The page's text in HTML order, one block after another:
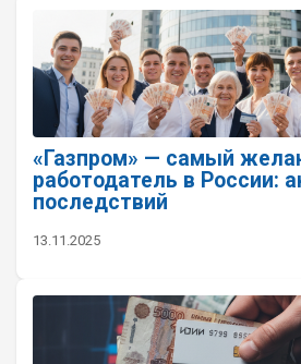
«Газпром» — самый
работодатель в России:
последствий
13.11.2025